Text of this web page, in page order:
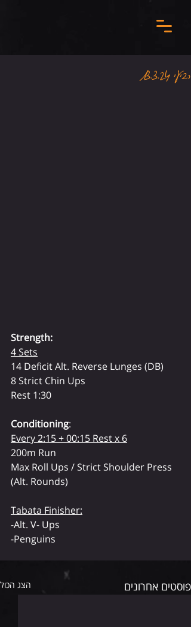
רביעי 13.3.24
Strength:
4 Sets
14 Deficit Alt. Reverse Lunges (DB)
8 Strict Chin Ups
Rest 1:30
Conditioning:
Every 2:15 + 00:15 Rest x 6
200m Run
Max Roll Ups / Strict Shoulder Press
(Alt. Rounds)
Tabata Finisher:
-Alt. V- Ups
-Penguins
פוסטים אחרונים הצג הכול